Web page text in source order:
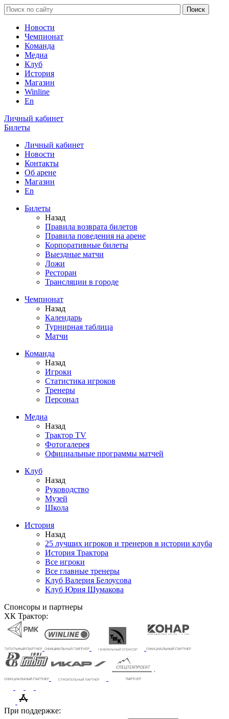
Новости
Чемпионат
Команда
Медиа
Клуб
История
Магазин
Winline
En
Личный кабинет
Билеты
Личный кабинет
Новости
Контакты
Об арене
Магазин
En
Билеты
Назад
Правила возврата билетов
Правила поведения на арене
Корпоративные билеты
Выездные матчи
Ложи
Ресторан
Трансляции в городе
Чемпионат
Назад
Календарь
Турнирная таблица
Матчи
Команда
Назад
Игроки
Статистика игроков
Тренеры
Персонал
Медиа
Назад
Трактор TV
Фотогалерея
Официальные программы матчей
Клуб
Назад
Руководство
Музей
Школа
История
Назад
25 лучших игроков и тренеров в истории клуба
История Трактора
Все игроки
Все главные тренеры
Клуб Валерия Белоусова
Клуб Юрия Шумакова
Спонсоры и партнеры
ХК Трактор:
При поддержке: